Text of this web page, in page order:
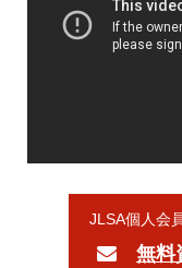
JLSA個人会
無料